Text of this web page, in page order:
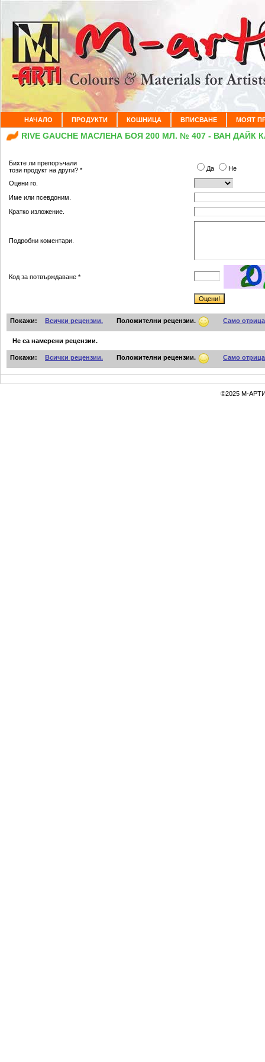
НАЧАЛО ПРОДУКТИ КОШНИЦА ВПИСВАНЕ МОЯТ
RIVE GAUCHE МАСЛЕНА БОЯ 200 МЛ. № 407 - ВАН ДАЙК
Бихте ли препоръчали
този продукт на други? *
Да Не
Оцени го.
Име или псевдоним.
Кратко изложение.
Подробни коментари.
Код за потвърждаване *
Покажи: Всички рецензии. Положителни рецензии. Само
Не са намерени рецензии.
Покажи: Всички рецензии. Положителни рецензии. Само
©2025 М-